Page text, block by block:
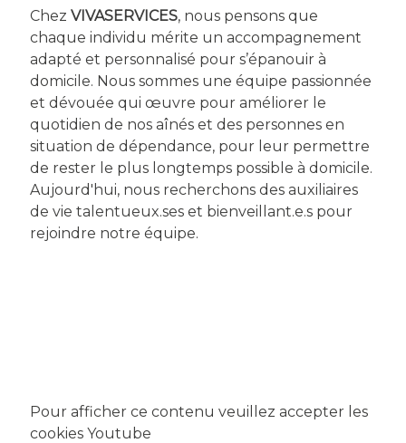
Chez VIVASERVICES, nous pensons que
chaque individu mérite un accompagnement
adapté et personnalisé pour s’épanouir à
domicile. Nous sommes une équipe passionnée
et dévouée qui œuvre pour améliorer le
quotidien de nos aînés et des personnes en
situation de dépendance, pour leur permettre
de rester le plus longtemps possible à domicile.
Aujourd'hui, nous recherchons des auxiliaires
de vie talentueux.ses et bienveillant.e.s pour
rejoindre notre équipe.
Pour afficher ce contenu veuillez accepter les
cookies Youtube